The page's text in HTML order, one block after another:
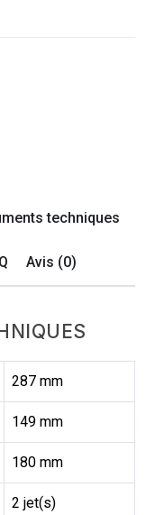
techniques
Avis (0)
287 mm
149 mm
180 mm
2 jet(s)